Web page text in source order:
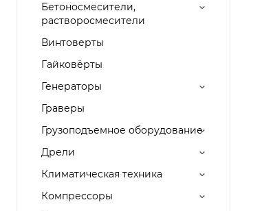
Бетоносмесители,
растворосмесители
Винтоверты
Гайковёрты
Генераторы
Граверы
Грузоподъемное оборудование
Дрели
Климатическая техника
Компрессоры